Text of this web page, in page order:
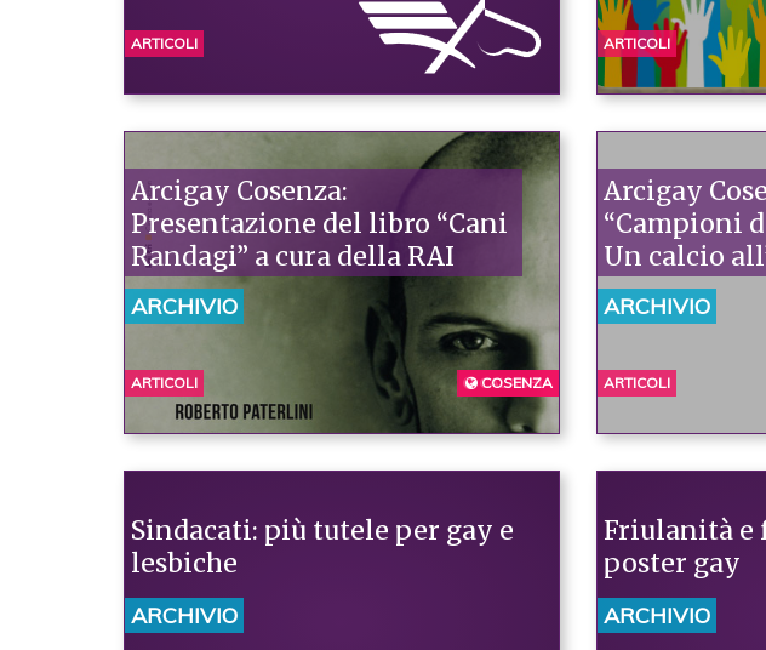
ARTICOLI ARTICOLI
Arcigay Cosenza:
Presentazione del libro “Cani
Randagi” a cura della RAI
ARCHIVIO
ARTICOLI CALABRIA
COSENZA
Arcigay
“Campioni
Un calcio
ARCHIVIO
ARTICOLI
Sindacati: più tutele per gay e
lesbiche
ARCHIVIO
Friulanità e
poster gay
ARCHIVIO